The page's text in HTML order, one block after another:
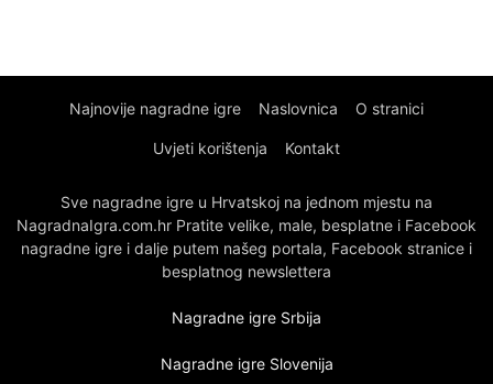
Najnovije nagradne igre Naslovnica O stranici
Uvjeti korištenja Kontakt
Sve nagradne igre u Hrvatskoj na jednom mjestu na
NagradnaIgra.com.hr Pratite velike, male, besplatne i Facebook
nagradne igre i dalje putem našeg portala, Facebook stranice i
besplatnog newslettera
Nagradne igre Srbija
Nagradne igre Slovenija